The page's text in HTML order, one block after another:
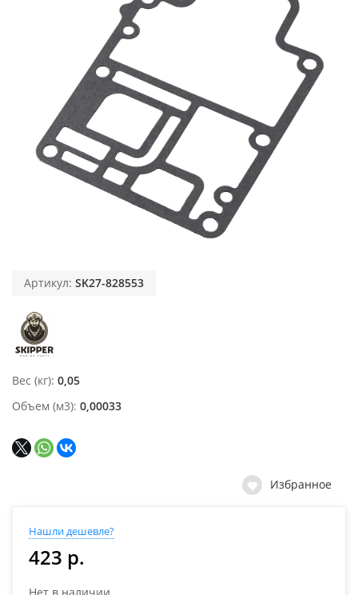
Артикул: SK27-828553
Вес (кг) 0,05
Объем (м3) 0,00033
Избранное
Нашли дешевле?
423 р.